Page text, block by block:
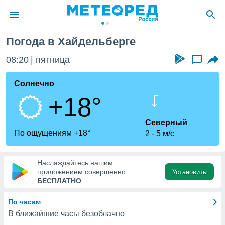
о
Вы можете
к этому
доступ
Погода в Хайдельберге
08:20 пятница ...
Солнечно
+18°
По ощущениям +18°
Северный
2
5 м/с
Наслаждайтесь нашим
приложением совершенно
БЕСПЛАТНО
Установить
По часам
В ближайшие часы безоблачно